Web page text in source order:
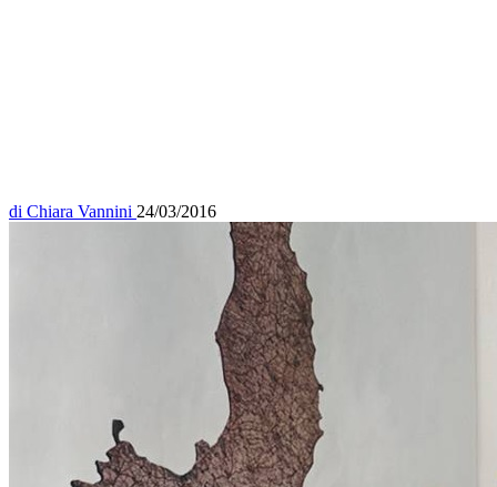
di Chiara Vannini 24/03/2016